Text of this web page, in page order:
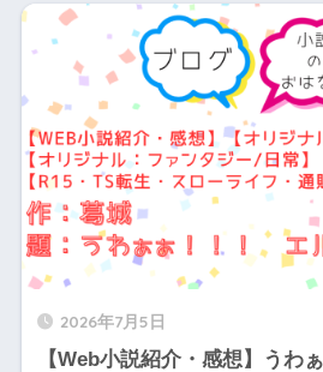
2026年7月5日
【Web小説紹介・感想】う